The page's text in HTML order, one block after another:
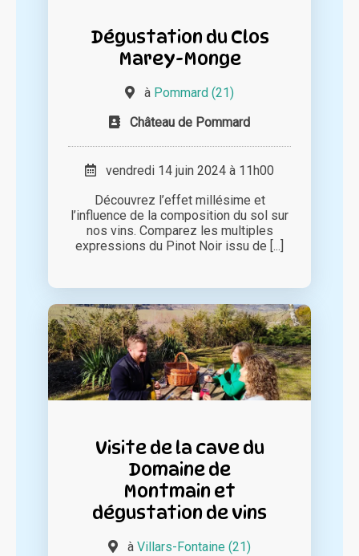
Dégustation du Clos
Marey-Monge
à Pommard (21)
Château de Pommard
vendredi 14 juin 2024 à 11h00
Découvrez l’effet millésime et
l’influence de la composition du sol sur
nos vins. Comparez les multiples
expressions du Pinot Noir issu de [...]
Visite de la cave du
Domaine de
Montmain et
dégustation de vins
à Villars-Fontaine (21)